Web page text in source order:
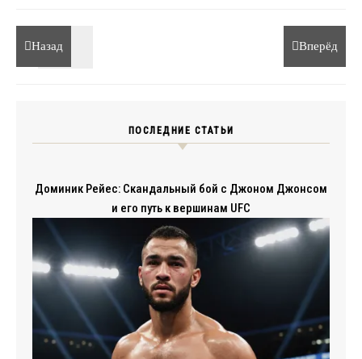
Назад Вперёд
ПОСЛЕДНИЕ СТАТЬИ
Доминик Рейес: Скандальный бой с Джоном Джонсом
и его путь к вершинам UFC